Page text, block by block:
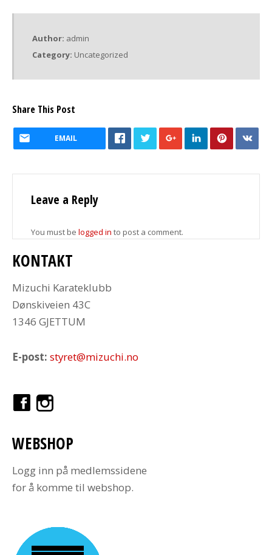
Author: admin
Category: Uncategorized
Share This Post
EMAIL
Leave a Reply
You must be logged in to post a comment.
KONTAKT
Mizuchi Karateklubb
Dønskiveien 43C
1346 GJETTUM
E-post: styret@mizuchi.no
WEBSHOP
Logg inn på medlemssidene
for å komme til webshop.